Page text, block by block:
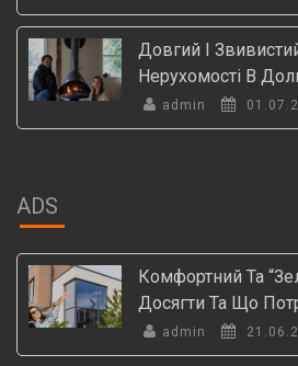
Довгий І
Нерухомості В
admin
ADS
Комфортний Та
Досягти Та Що
admin